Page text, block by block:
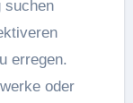
erregen.
oder